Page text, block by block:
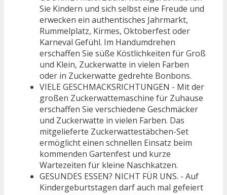
Sie Kindern und sich selbst eine Freude und
erwecken ein authentisches Jahrmarkt,
Rummelplatz, Kirmes, Oktoberfest oder
Karneval Gefühl. Im Handumdrehen
erschaffen Sie süße Köstlichkeiten für Groß
und Klein, Zuckerwatte in vielen Farben
oder in Zuckerwatte gedrehte Bonbons.
VIELE GESCHMACKSRICHTUNGEN - Mit der
großen Zuckerwattemaschine für Zuhause
erschaffen Sie verschiedene Geschmäcker
und Zuckerwatte in vielen Farben. Das
mitgelieferte Zuckerwattestäbchen-Set
ermöglicht einen schnellen Einsatz beim
kommenden Gartenfest und kurze
Wartezeiten für kleine Naschkatzen.
GESUNDES ESSEN? NICHT FÜR UNS. - Auf
Kindergeburtstagen darf auch mal gefeiert